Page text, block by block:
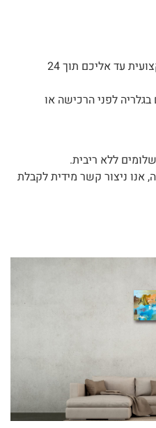
ניתן להזמין משלוח + תלייה מקצועית עד אליכם תוך 24
בגלריה לפני הרכישה או
אנו ניצור קשר מידית לקבלת